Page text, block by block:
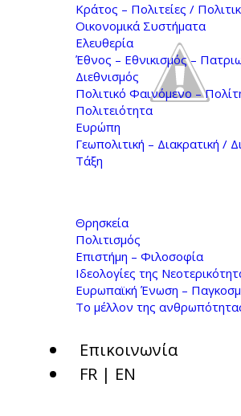
Κράτος – Πολιτείες /
Οικονομικά Συστήματα
Ελευθερία
Έθνος – Εθνικισμός –
Διεθνισμός
Πολιτικό Φαινόμενο –
Πολιτειότητα
Ευρώπη
Γεωπολιτική – Διακρατική /
Τάξη
Θρησκεία
Πολιτισμός
Επιστήμη – Φιλοσοφία
Ιδεολογίες της
Ευρωπαϊκή Ένωση –
Το μέλλον της
Επικοινωνία
FR | EN